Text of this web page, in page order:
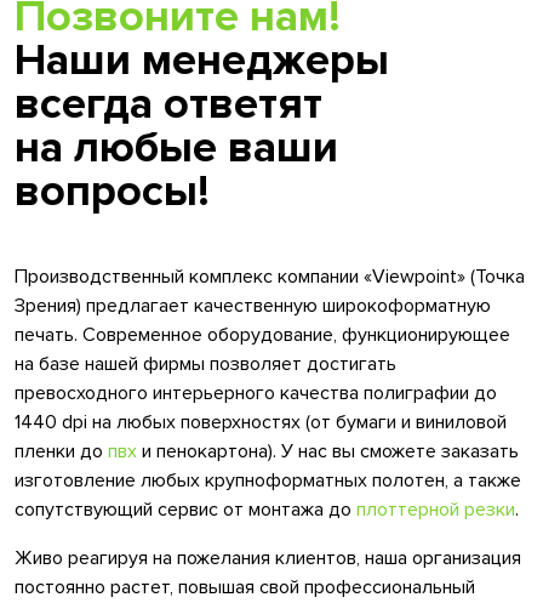
Позвоните нам!
Наши менеджеры
всегда ответят
на любые ваши
вопросы!
Производственный комплекс компании «Viewpoint» (Точка
Зрения) предлагает качественную широкоформатную
печать. Современное оборудование, функционирующее
на базе нашей фирмы позволяет достигать
превосходного интерьерного качества полиграфии до
1440 dpi на любых поверхностях (от бумаги и виниловой
пленки до пвх и пенокартона). У нас вы сможете заказать
изготовление любых крупноформатных полотен, а также
сопутствующий сервис от монтажа до плоттерной резки.
Живо реагируя на пожелания клиентов, наша организация
постоянно растет, повышая свой профессиональный